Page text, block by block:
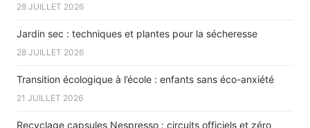
28 JUILLET 2026
Jardin sec : techniques et plantes pour la sécheresse
28 JUILLET 2026
Transition écologique à l’école : enfants sans éco-anxiété
21 JUILLET 2026
Recyclage capsules Nespresso : circuits officiels et zéro